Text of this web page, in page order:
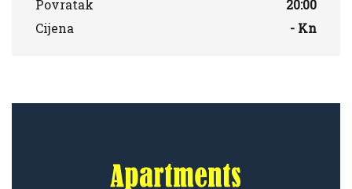
Povratak
20:00
Cijena
- Kn